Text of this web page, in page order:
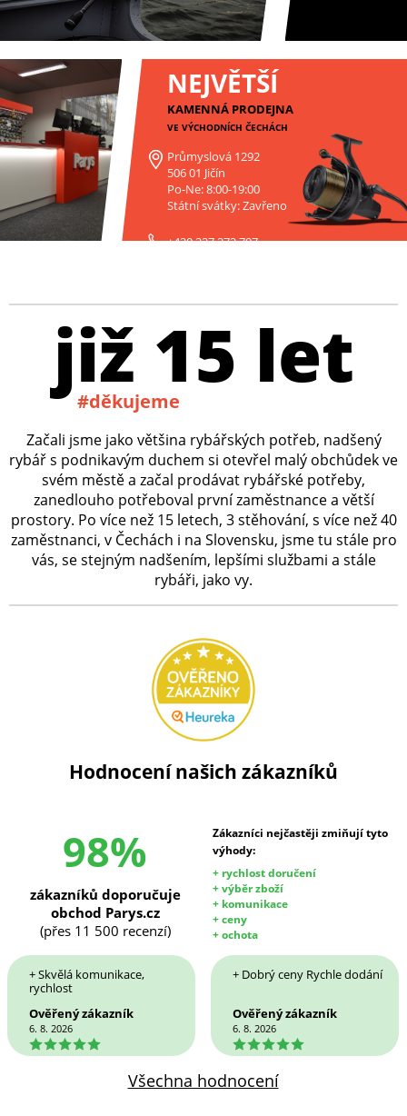
NEJVĚTŠÍ
KAMENNÁ PRODEJNA
VE VÝCHODNÍCH ČECHÁCH
Průmyslová 1292
506 01 Jičín
Po-Ne: 8:00-19:00
Státní svátky: Zavřeno
+420 227 272 797
již 15 let
#děkujeme
Začali jsme jako většina rybářských potřeb, nadšený
rybář s podnikavým duchem si otevřel malý obchůdek ve
svém městě a začal prodávat rybářské potřeby,
zanedlouho potřeboval první zaměstnance a větší
prostory. Po více než 15 letech, 3 stěhování, s více než 40
zaměstnanci, v Čechách i na Slovensku, jsme tu stále pro
vás, se stejným nadšením, lepšími službami a stále
rybáři, jako vy.
Hodnocení našich zákazníků
98%
Zákazníci nejčastěji zmiňují tyto
výhody:
+ rychlost doručení
+ výběr zboží
+ komunikace
+ ceny
+ ochota
zákazníků doporučuje
obchod Parys.cz
(přes 11 500 recenzí)
+ Skvělá komunikace,
rychlost
Ověřený zákazník
6. 8. 2026
5
+ Dobrý ceny Rychle dodání
Ověřený zákazník
6. 8. 2026
5
Všechna hodnocení